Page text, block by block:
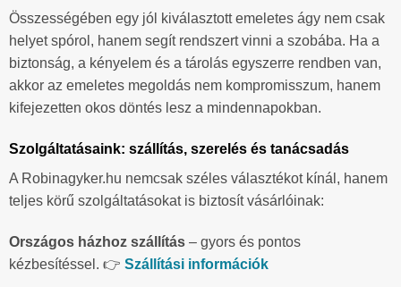
Összességében egy jól kiválasztott emeletes ágy nem csak
helyet spórol, hanem segít rendszert vinni a szobába. Ha a
biztonság, a kényelem és a tárolás egyszerre rendben van,
akkor az emeletes megoldás nem kompromisszum, hanem
kifejezetten okos döntés lesz a mindennapokban.
Szolgáltatásaink: szállítás, szerelés és tanácsadás
A Robinagyker.hu nemcsak széles választékot kínál, hanem
teljes körű szolgáltatásokat is biztosít vásárlóinak:
Országos házhoz szállítás – gyors és pontos
kézbesítéssel. 👉 Szállítási információk